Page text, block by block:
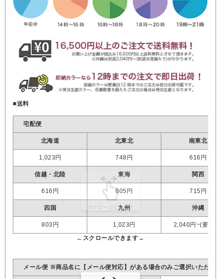
■送料
宅配便
北海道 北東北 南東北
1,023円 748円 616円
信越・北陸 東海 関西
616円 605円 715円
四国 九州 沖縄
803円 1,023円 2,040円~(要見
メール便 ※商品名に【メール便対応】がある場合のみご選択いただけ